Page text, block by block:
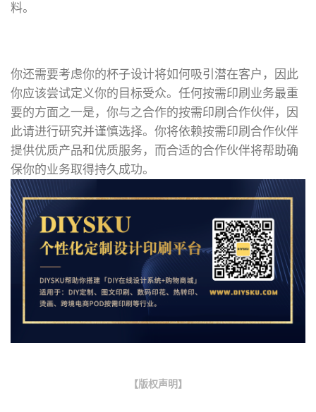
料。
你还需要考虑你的杯子设计将如何吸引潜在客户，因此
你应该尝试定义你的目标受众。任何按需印刷业务最重
要的方面之一是，你与之合作的按需印刷合作伙伴，因
此请进行研究并谨慎选择。你将依赖按需印刷合作伙伴
提供优质产品和优质服务，而合适的合作伙伴将帮助确
保你的业务取得持久成功。
【版权声明】